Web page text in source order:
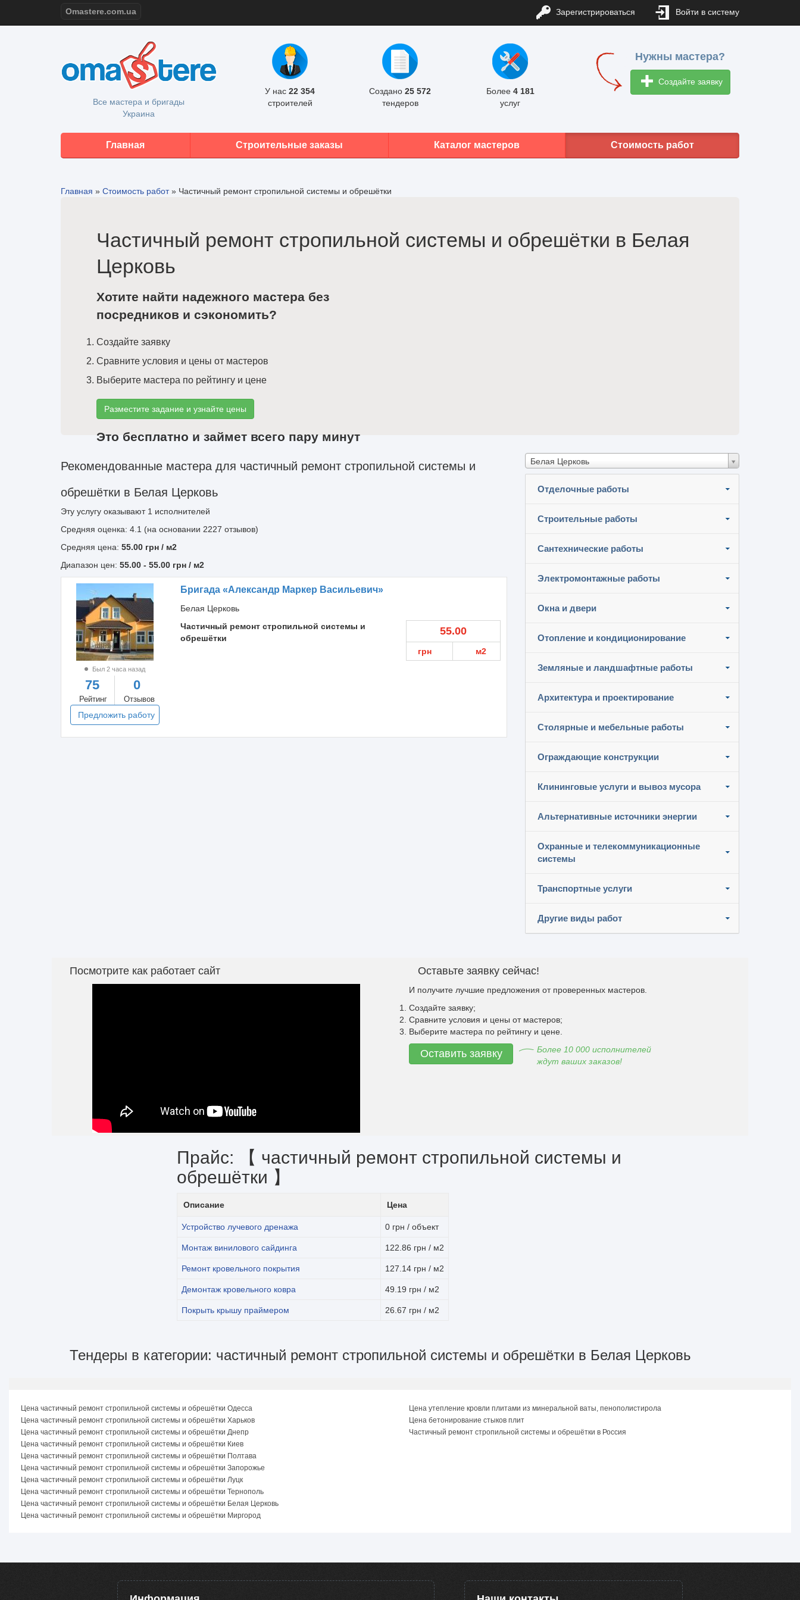
Omastere.com.ua Зарегистрироваться Войти в систему
Все мастера и бригады
Украина
У нас 22 354
строителей
Создано 25 572
тендеров
Более 4 181
услуг
Нужны мастера?
Создайте заявку
Главная Строительные заказы Каталог мастеров Стоимость работ
Главная » Стоимость работ» Частичный ремонт стропильной системы и обрешётки
Частичный ремонт стропильной системы и обрешётки в Белая
Церковь
Хотите найти надежного мастера без
посредников и сэкономить?
Создайте заявку
Сравните условия и цены от мастеров
Выберите мастера по рейтингу и цене
Разместите задание и узнайте цены
Это бесплатно и займет всего пару минут
Белая Церковь
Отделочные работы
Строительные работы
Сантехнические работы
Электромонтажные работы
Окна и двери
Отопление и кондиционирование
Земляные и ландшафтные работы
Архитектура и проектирование
Столярные и мебельные работы
Ограждающие конструкции
Клининговые услуги и вывоз мусора
Альтернативные источники энергии
Охранные и телекоммуникационные
системы
Транспортные услуги
Другие виды работ
Рекомендованные мастера для частичный ремонт стропильной системы и
обрешётки в Белая Церковь
Эту услугу оказывают 1 исполнителей
Средняя оценка: 4.1 (на основании 2227 отзывов)
Средняя цена: 55.00 грн / м2
Диапазон цен: 55.00 - 55.00 грн / м2
Был 2 часа назад
75
Рейтинг
0
Отзывов
Предложить работу
Бригада «Александр Маркер Васильевич»
Белая Церковь
Частичный ремонт стропильной системы и
обрешётки
55.00
грн м2
Посмотрите как работает сайт Оставьте заявку сейчас!
И получите лучшие предложения от проверенных мастеров.
Создайте заявку;
Сравните условия и цены от мастеров;
Выберите мастера по рейтингу и цене.
Оставить заявку
Более 10 000 исполнителей
ждут ваших заказов!
Прайс: 【 частичный ремонт стропильной системы и
обрешётки 】
Описание Цена
Устройство лучевого дренажа 0 грн / объект
Монтаж винилового сайдинга 122.86 грн / м2
Ремонт кровельного покрытия 127.14 грн / м2
Демонтаж кровельного ковра 49.19 грн / м2
Покрыть крышу праймером 26.67 грн / м2
Тендеры в категории: частичный ремонт стропильной системы и обрешётки в Белая Церковь
Цена частичный ремонт стропильной системы и обрешётки Одесса
Цена частичный ремонт стропильной системы и обрешётки Харьков
Цена частичный ремонт стропильной системы и обрешётки Днепр
Цена частичный ремонт стропильной системы и обрешётки Киев
Цена частичный ремонт стропильной системы и обрешётки Полтава
Цена частичный ремонт стропильной системы и обрешётки Запорожье
Цена частичный ремонт стропильной системы и обрешётки Луцк
Цена частичный ремонт стропильной системы и обрешётки Тернополь
Цена частичный ремонт стропильной системы и обрешётки Белая Церковь
Цена частичный ремонт стропильной системы и обрешётки Миргород
Цена утепление кровли плитами из минеральной ваты, пенополистирола
Цена бетонирование стыков плит
Частичный ремонт стропильной системы и обрешётки в Россия